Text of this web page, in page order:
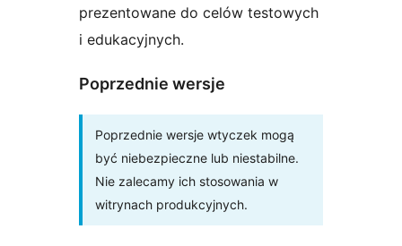
prezentowane do celów testowych
i edukacyjnych.
Poprzednie wersje
Poprzednie wersje wtyczek mogą
być niebezpieczne lub niestabilne.
Nie zalecamy ich stosowania w
witrynach produkcyjnych.